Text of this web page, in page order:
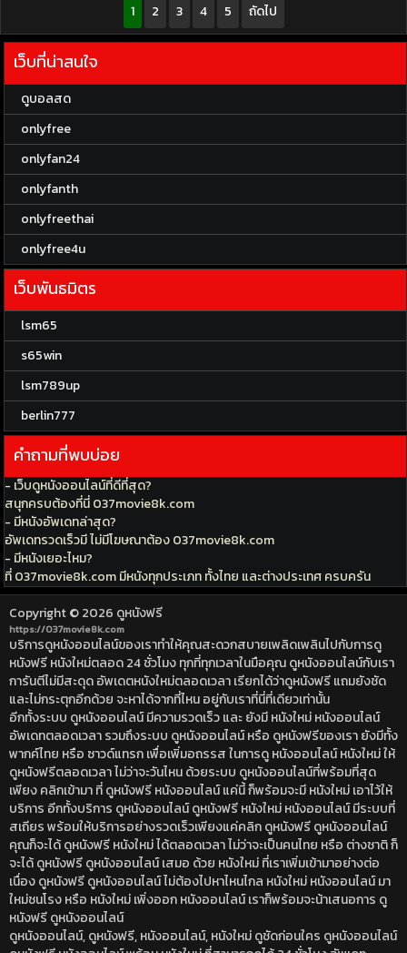
1 2 3 4 5 ถัดไป
เว็บที่น่าสนใจ
ดูบอลสด
onlyfree
onlyfan24
onlyfanth
onlyfreethai
onlyfree4u
เว็บพันธมิตร
lsm65
s65win
lsm789up
berlin777
คำถามที่พบบ่อย
- เว็บดูหนังออนไลน์ที่ดีที่สุด?
สนุกครบต้องที่นี่ 037movie8k.com
- มีหนังอัพเดทล่าสุด?
อัพเดทรวดเร็วมี ไม่มีโฆษณาต้อง 037movie8k.com
- มีหนังเยอะไหม?
ที่ 037movie8k.com มีหนังทุกประเภท ทั้งไทย และต่างประเทศ ครบครัน
Copyright © 2026 ดูหนังฟรี
https://037movie8k.com
บริการดูหนังออนไลน์ของเราทำให้คุณสะดวกสบายเพลิดเพลินไปกับการดู
หนังฟรี หนังใหม่ตลอด 24 ชั่วโมง ทุกที่ทุกเวลาในมือคุณ ดูหนังออนไลน์กับเรา
การันตีไม่มีสะดุด อัพเดตหนังใหม่ตลอดเวลา เรียกได้ว่าดูหนังฟรี แถมยังชัด
และไม่กระตุกอีกด้วย จะหาได้จากที่ไหน อยู่กับเราที่นี่ที่เดียวเท่านั้น
อีกทั้งระบบ ดูหนังออนไลน์ มีความรวดเร็ว และ ยังมี หนังใหม่ หนังออนไลน์
อัพเดทตลอดเวลา รวมถึงระบบ ดูหนังออนไลน์ หรือ ดูหนังฟรีของเรา ยังมีทั้ง
พากค์ไทย หรือ ซาวด์แทรก เพื่อเพิ่มอถรรส ในการดู หนังออนไลน์ หนังใหม่ ให้
ดูหนังฟรีตลอดเวลา ไม่ว่าจะวันไหน ด้วยระบบ ดูหนังออนไลน์ที่พร้อมที่สุด
เพียง คลิกเข้ามา ที่ ดูหนังฟรี หนังออนไลน์ แค่นี้ ก็พร้อมจะมี หนังใหม่ เอาไว้ให้
บริการ อีกทั้งบริการ ดูหนังออนไลน์ ดูหนังฟรี หนังใหม่ หนังออนไลน์ มีระบบที่
สเถียร พร้อมให้บริการอย่างรวดเร็วเพียงแค่คลิก ดูหนังฟรี ดูหนังออนไลน์
คุณก็จะได้ ดูหนังฟรี หนังใหม่ ได้ตลอดเวลา ไม่ว่าจะเป็นคนไทย หรือ ต่างชาติ ก็
จะได้ ดูหนังฟรี ดูหนังออนไลน์ เสมอ ด้วย หนังใหม่ ที่เราเพิ่มเข้ามาอย่างต่อ
เนื่อง ดูหนังฟรี ดูหนังออนไลน์ ไม่ต้องไปหาไหนไกล หนังใหม่ หนังออนไลน์ มา
ใหม่ชนโรง หรือ หนังใหม่ เพิ่งออก หนังออนไลน์ เราก็พร้อมจะน้าเสนอการ ดู
หนังฟรี ดูหนังออนไลน์
ดูหนังออนไลน์, ดูหนังฟรี, หนังออนไลน์, หนังใหม่ ดูชัดก่อนใคร ดูหนังออนไลน์